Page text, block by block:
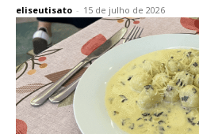
eliseutisato - 15 de julho de 2026